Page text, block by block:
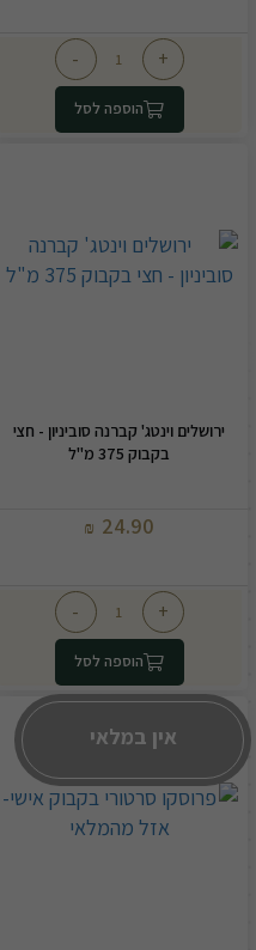
+
-
הוספה לסל
ירושלים וינטג' קברנה סוביניון - חצי
בקבוק 375 מ"ל
24.90
₪
+
-
הוספה לסל
אין במלאי